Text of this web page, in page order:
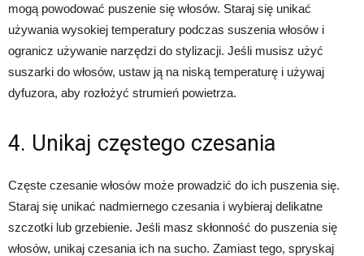
mogą powodować puszenie się włosów. Staraj się unikać
używania wysokiej temperatury podczas suszenia włosów i
ogranicz używanie narzędzi do stylizacji. Jeśli musisz użyć
suszarki do włosów, ustaw ją na niską temperaturę i używaj
dyfuzora, aby rozłożyć strumień powietrza.
4. Unikaj częstego czesania
Częste czesanie włosów może prowadzić do ich puszenia się.
Staraj się unikać nadmiernego czesania i wybieraj delikatne
szczotki lub grzebienie. Jeśli masz skłonność do puszenia się
włosów, unikaj czesania ich na sucho. Zamiast tego, spryskaj